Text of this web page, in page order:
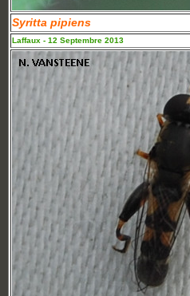
Syritta pipiens
Laffaux - 12 Septembre 2013